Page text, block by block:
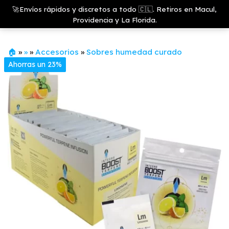
Saltar
contenido
🚀Envíos rápidos y discretos a todo 🇨🇱. Retiros en Macul,
Providencia y La Florida.
Growshop
& LED
Store
🏠 » » » Accesorios » Sobres humedad curado
Ahorras un 23%